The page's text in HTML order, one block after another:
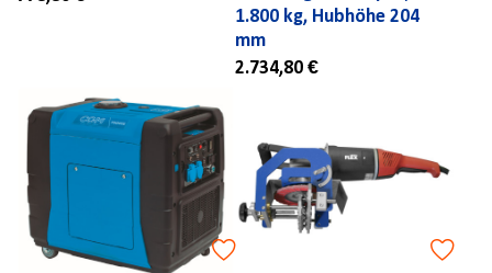
1.800 kg, Hubhöhe 204
mm
2.734,80 €